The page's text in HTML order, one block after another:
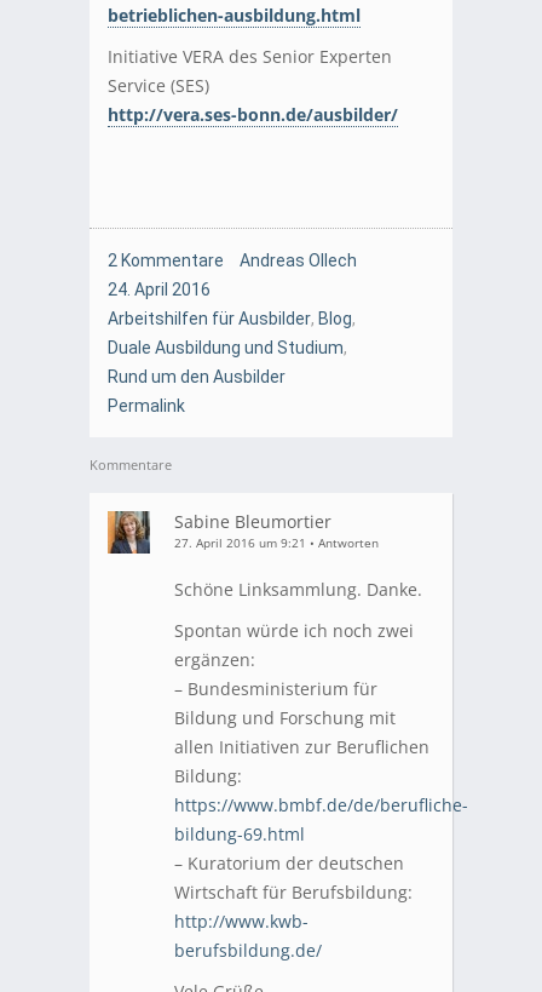
betrieblichen-ausbildung.html
Initiative VERA des Senior Experten
Service (SES)
http://vera.ses-bonn.de/ausbilder/
2 Kommentare
Andreas Ollech
24. April 2016
Arbeitshilfen für Ausbilder, Blog,
Duale Ausbildung und Studium,
Rund um den Ausbilder
Permalink
Kommentare
Sabine Bleumortier
27. April 2016 um 9:21 • Antworten
Schöne Linksammlung. Danke.
Spontan würde ich noch zwei
ergänzen:
– Bundesministerium für
Bildung und Forschung mit
allen Initiativen zur Beruflichen
Bildung:
https://www.bmbf.de/de/berufliche-
bildung-69.html
– Kuratorium der deutschen
Wirtschaft für Berufsbildung:
http://www.kwb-
berufsbildung.de/